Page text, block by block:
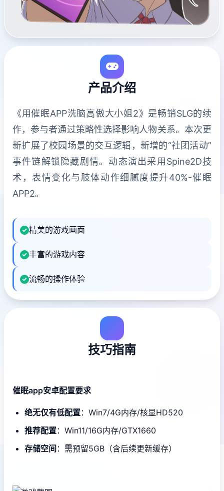
产品介绍
《用催眠APP洗脑高傲大小姐2》是畅销SLG的续
作，参与者通过策略性选择影响人物关系。本次更
新扩展了校园场景的交互逻辑，新增的“社团活动”
事件链解锁隐藏剧情。动态演出采用Spine2D技
术，表情变化与肢体动作细腻度提升40%-催眠
APP2。
精美的游戏画面
丰富的游戏内容
流畅的操作体验
技巧指南
催眠app安卓配置要求
​绝无仅有低配置​​：Win7/4G内存/核显HD520
​推荐配置​​：Win11/16G内存/GTX1660
​存储空间​ ​：需预留5GB（含后续更新缓存）